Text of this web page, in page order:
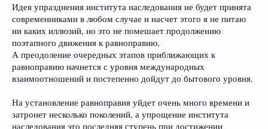
Идея упразднения института наследования не будет принята
современниками в любом случае и насчет этого я не питаю
ни каких иллюзий, но это не помешает продолжению
поэтапного движения к равноправию,
А преодоление очередных этапов приближающих к
равноправию начнется с уровня международных
взаимоотношений и постепенно дойдут до бытового уровня.
На установление равноправия уйдет очень много времени и
затронет несколько поколений, а упрощение института
наследования это последняя ступень при достижении